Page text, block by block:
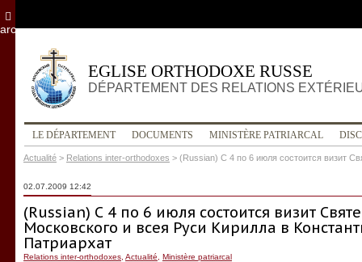
EGLISE ORTHODOXE RUSSE
DÉPARTEMENT DES RELATIONS
LE DÉPARTEMENT DOCUMENTS MINISTÈRE PATRIARCAL
Actualité > Relations inter-orthodoxes > (Russian) С 4 по 6 июля состоится визит
02.07.2009 12:42
(Russian) С 4 по 6 июля состоится визит
Московского и всея Руси Кирилла в
Патриархат
Relations inter-orthodoxes Actualité Ministère patriarcal
archives